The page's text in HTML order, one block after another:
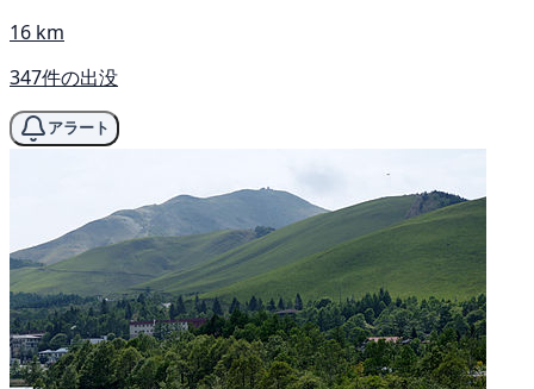
16 km
347件の出没
アラート